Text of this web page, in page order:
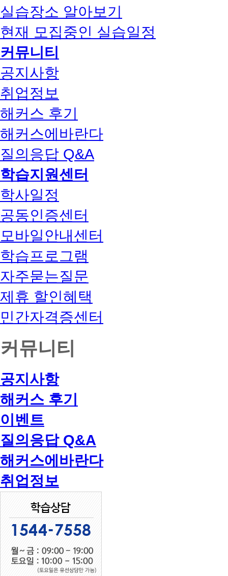
실습장소 알아보기
현재 모집중인 실습일정
커뮤니티
공지사항
취업정보
해커스 후기
해커스에바란다
질의응답 Q&A
학습지원센터
학사일정
공동인증센터
모바일안내센터
학습프로그램
자주묻는질문
제휴 할인혜택
민간자격증센터
커뮤니티
공지사항
해커스 후기
이벤트
질의응답 Q&A
해커스에바란다
취업정보